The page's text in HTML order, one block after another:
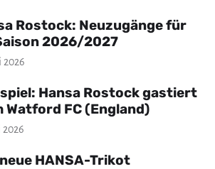
Rostock: Neuzugänge für
2026/2027
2026
Hansa Rostock gastiert
Watford FC (England)
2026
HANSA-Trikot